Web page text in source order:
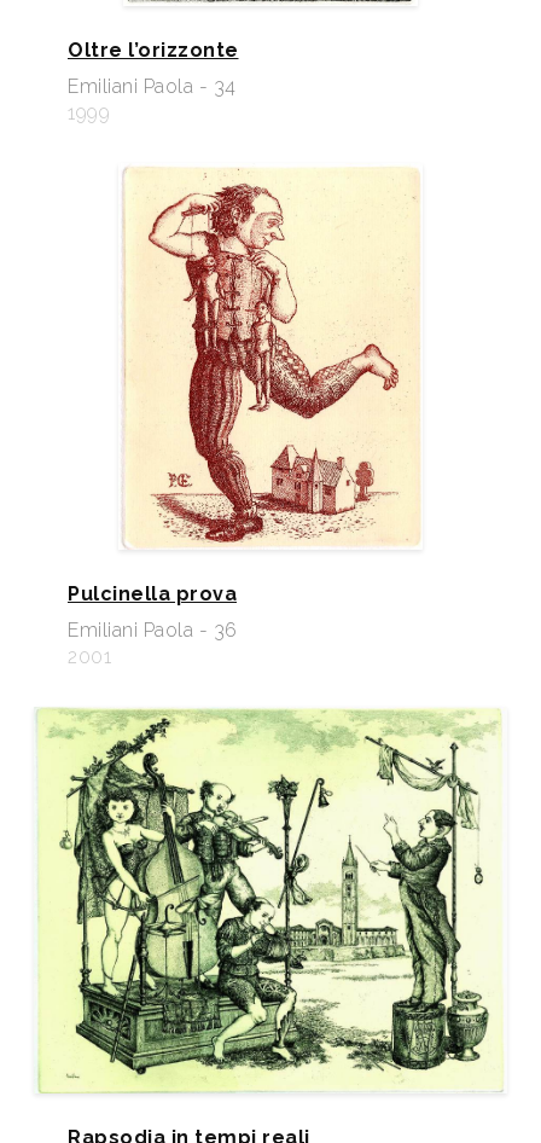
Oltre l’orizzonte
Emiliani Paola - 34
1999
Pulcinella prova
Emiliani Paola - 36
2001
Rapsodia in tempi reali